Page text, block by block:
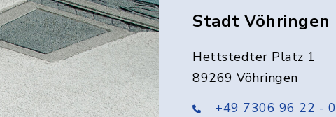
Stadt Vöhringen
Hettstedter Platz 1
89269 Vöhringen
+49 7306 96 22 - 0